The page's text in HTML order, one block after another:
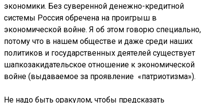
экономики. Без суверенной денежно-кредитной
системы Россия обречена на проигрыш в
экономической войне. Я об этом говорю специально,
потому что в нашем обществе и даже среди наших
политиков и государственных деятелей существует
шапкозакидательское отношение к экономической
войне (выдаваемое за проявление «патриотизма»).
Не надо быть оракулом, чтобы предсказать